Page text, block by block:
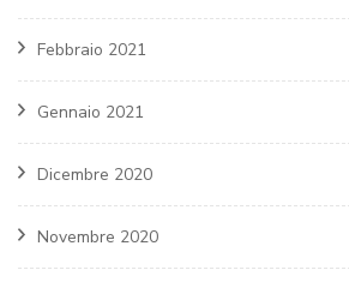
Febbraio 2021
Gennaio 2021
Dicembre 2020
Novembre 2020